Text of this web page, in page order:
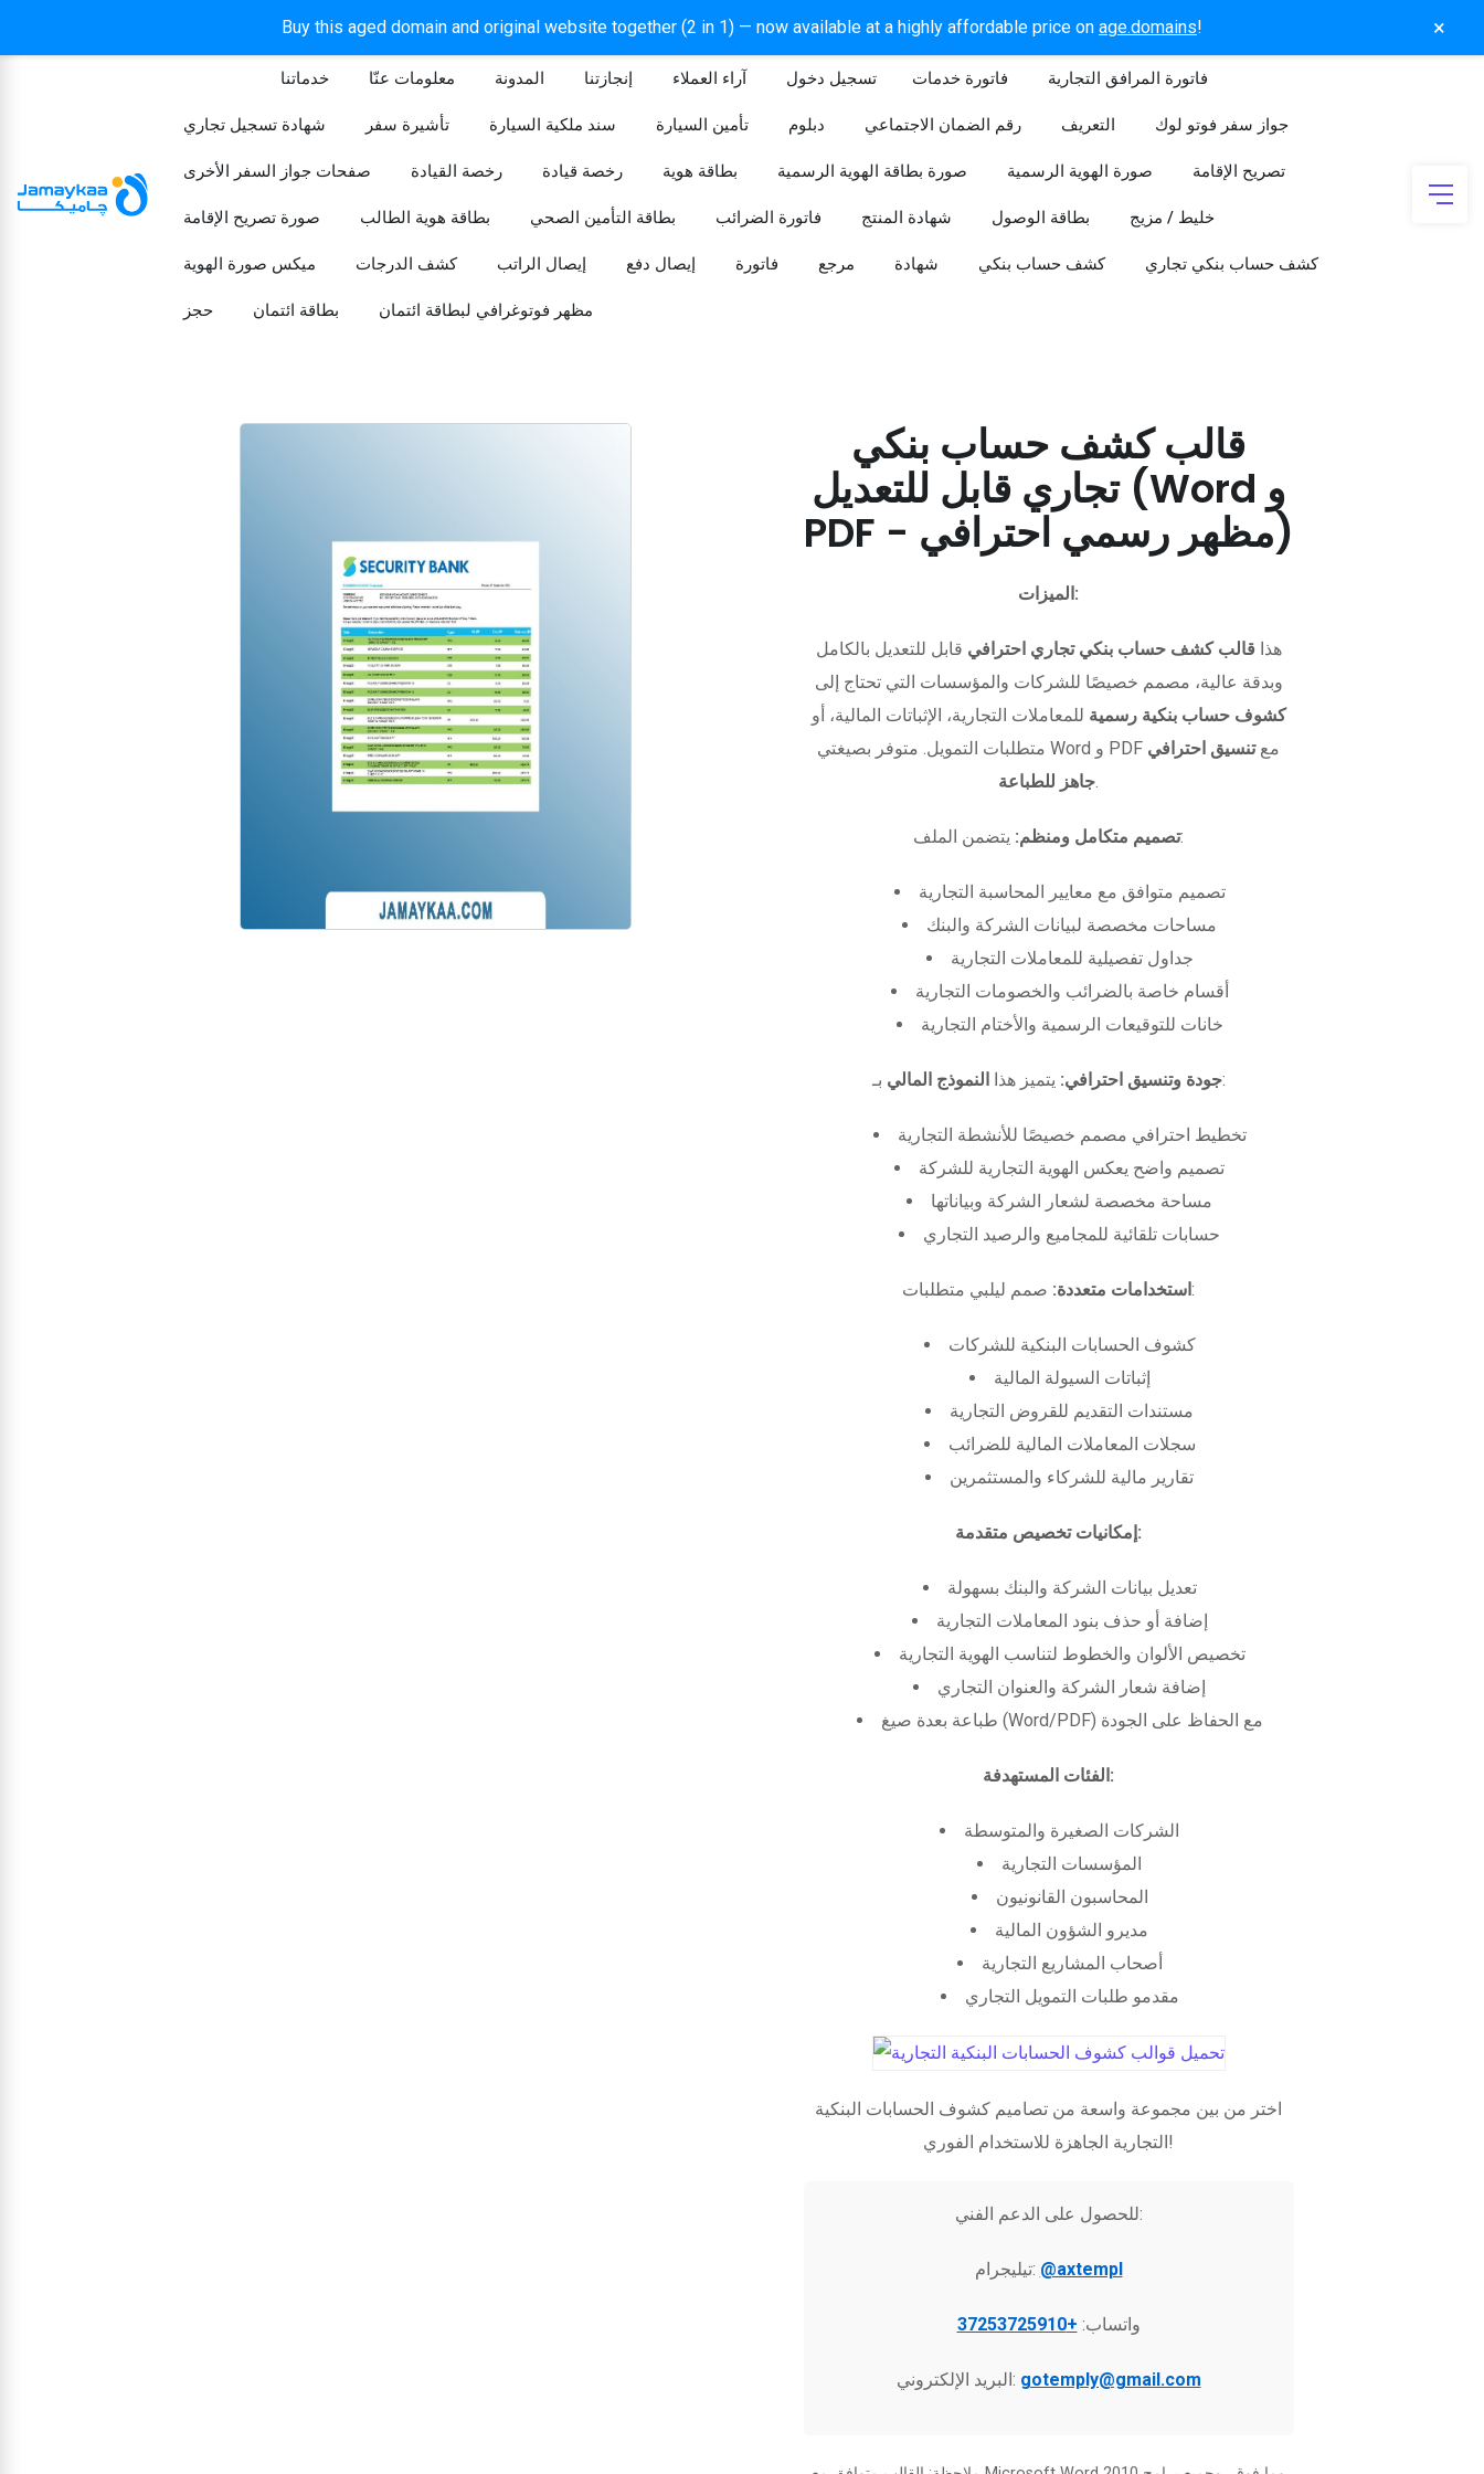
Buy this aged domain and original website together (2 in 1) — now available at a highly affordable price on age.domains! ×
خدماتنا معلومات عنّا المدونة إنجازتنا آراء العملاء تسجيل دخول​ فاتورة خدمات فاتورة المرافق التجارية
شهادة تسجيل تجاري تأشيرة سفر سند ملكية السيارة تأمين السيارة دبلوم رقم الضمان الاجتماعي التعريف جواز سفر فوتو لوك
صفحات جواز السفر الأخرى رخصة القيادة رخصة قيادة بطاقة هوية صورة بطاقة الهوية الرسمية صورة الهوية الرسمية تصريح الإقامة
صورة تصريح الإقامة بطاقة هوية الطالب بطاقة التأمين الصحي فاتورة الضرائب شهادة المنتج بطاقة الوصول خليط / مزيج
ميكس صورة الهوية كشف الدرجات إيصال الراتب إيصال دفع فاتورة مرجع شهادة كشف حساب بنكي كشف حساب بنكي تجاري
حجز بطاقة ائتمان مظهر فوتوغرافي لبطاقة ائتمان
قالب كشف حساب بنكي
تجاري قابل للتعديل (Word و
PDF - مظهر رسمي احترافي)
الميزات:
هذا قالب كشف حساب بنكي تجاري احترافي قابل للتعديل بالكامل
وبدقة عالية، مصمم خصيصًا للشركات والمؤسسات التي تحتاج إلى
كشوف حساب بنكية رسمية للمعاملات التجارية، الإثباتات المالية، أو
متطلبات التمويل. متوفر بصيغتي Word و PDF معتنسيق احترافي
جاهز للطباعة.
تصميم متكامل ومنظم:يتضمن الملف:
تصميم متوافق مع معايير المحاسبة التجارية
مساحات مخصصة لبيانات الشركة والبنك
جداول تفصيلية للمعاملات التجارية
أقسام خاصة بالضرائب والخصومات التجارية
خانات للتوقيعات الرسمية والأختام التجارية
جودة وتنسيق احترافي: يتميز هذا النموذج المالي بـ:
تخطيط احترافي مصمم خصيصًا للأنشطة التجارية
تصميم واضح يعكس الهوية التجارية للشركة
مساحة مخصصة لشعار الشركة وبياناتها
حسابات تلقائية للمجاميع والرصيد التجاري
استخدامات متعددة:صمم ليلبي متطلبات:
كشوف الحسابات البنكية للشركات
إثباتات السيولة المالية
مستندات التقديم للقروض التجارية
سجلات المعاملات المالية للضرائب
تقارير مالية للشركاء والمستثمرين
إمكانيات تخصيص متقدمة:
تعديل بيانات الشركة والبنك بسهولة
إضافة أو حذف بنود المعاملات التجارية
تخصيص الألوان والخطوط لتناسب الهوية التجارية
إضافة شعار الشركة والعنوان التجاري
طباعة بعدة صيغ (Word/PDF) مع الحفاظ على الجودة
الفئات المستهدفة:
الشركات الصغيرة والمتوسطة
المؤسسات التجارية
المحاسبون القانونيون
مديرو الشؤون المالية
أصحاب المشاريع التجارية
مقدمو طلبات التمويل التجاري
اختر من بين مجموعة واسعة من تصاميم كشوف الحسابات البنكية
التجارية الجاهزة للاستخدام الفوري!
للحصول على الدعم الفني:
تيليجرام: @axtempl
واتساب: +37253725910
البريد الإلكتروني: gotemply@gmail.com